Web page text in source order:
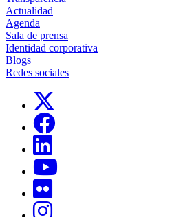
Actualidad
Agenda
Sala de prensa
Identidad corporativa
Blogs
Redes sociales
Links, Opens in this window
Links, Opens in this window
Links, Opens in this window
Links, Opens in this window